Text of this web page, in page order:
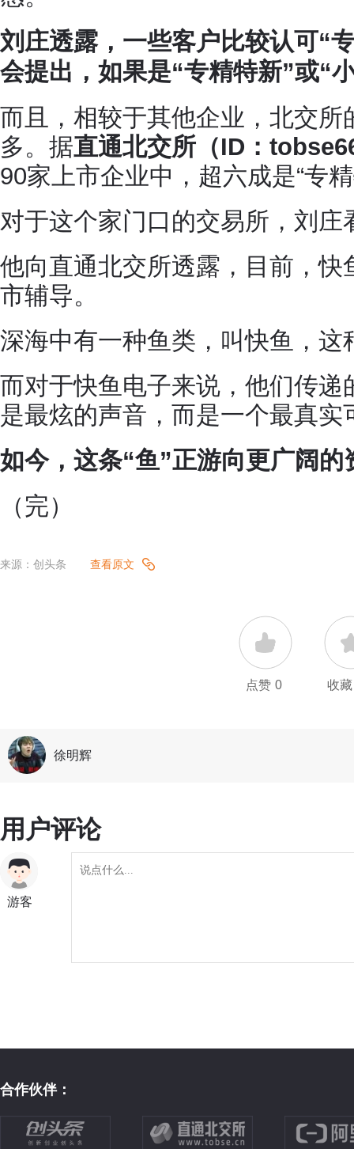
刘庄透露，一些客户比较认可“
会提出，如果是“专精特新”或“
而且，相较于其他企业，北交所
多。据直通北交所（ID：
90家上市企业中，超六成是“专
对于这个家门口的交易所，刘庄
他向直通北交所透露，目前，
市辅导。
深海中有一种鱼类，叫快鱼，这
而对于快鱼电子来说，他们传
是最炫的声音，而是一个最真实
如今，这条“鱼”正游向更广阔的
（完）
来源：创头条 查看原文
点赞 0 收藏
徐明辉
用户评论
游客
合作伙伴：